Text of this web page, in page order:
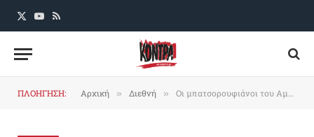
X
YouTube
RSS
ΠΛΟΗΓΗΣΗ: Αρχική » Διεθνή » Oι μπατσορουφιάνοι του Αμπάς συλλαμβάνουν μαχητές της Αντίστασης στη Δυτική Οχθη!